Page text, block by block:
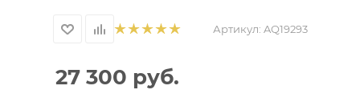
Артикул: AQ19293
27 300 руб.